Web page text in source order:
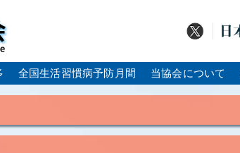
全国生活習慣病予防月間 当協会について